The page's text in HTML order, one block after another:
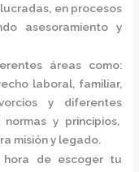
en procesos
asesoramiento y
áreas como:
laboral, familiar,
y diferentes
y principios,
misión y legado.
de escoger tu